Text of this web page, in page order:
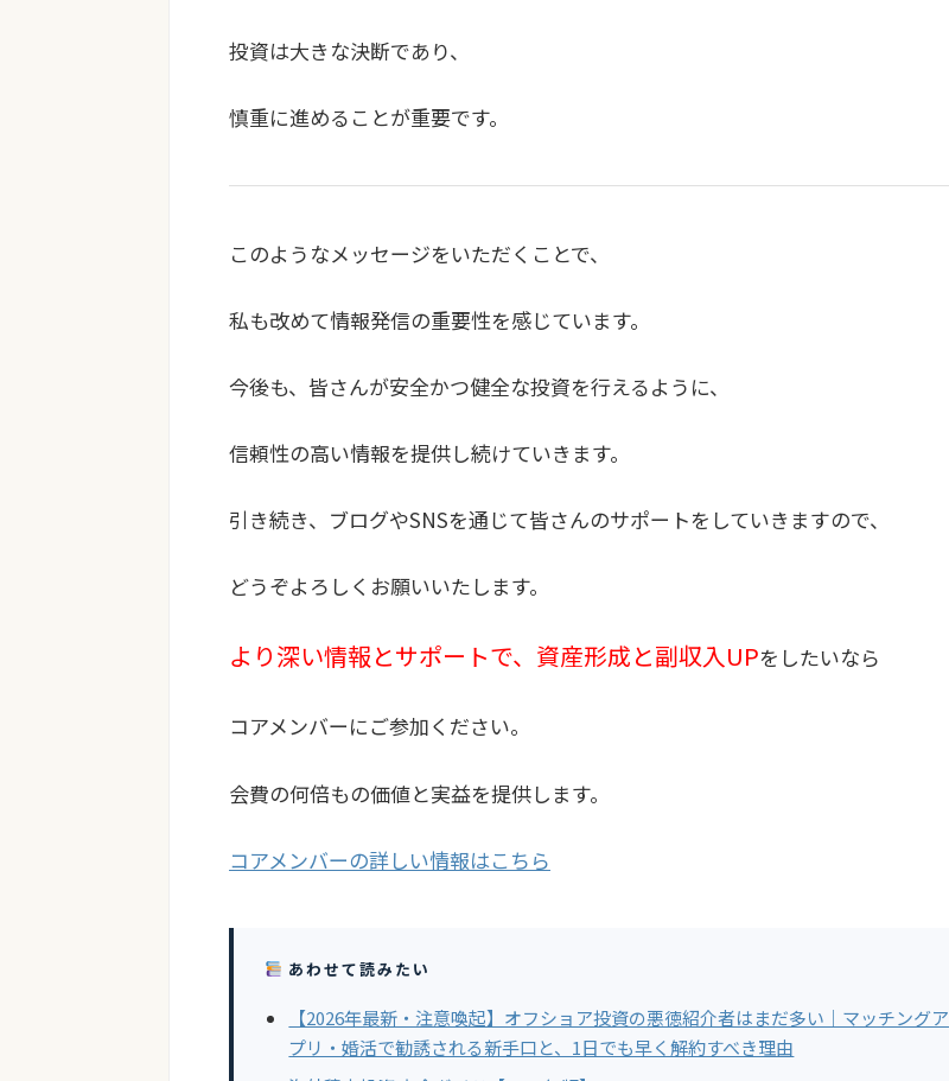
投資は大きな決断であり、
慎重に進めることが重要です。
このようなメッセージをいただくことで、
私も改めて情報発信の重要性を感じています。
今後も、皆さんが安全かつ健全な投資を行えるように、
信頼性の高い情報を提供し続けていきます。
引き続き、ブログやSNSを通じて皆さんのサポートをしていきますので、
どうぞよろしくお願いいたします。
より深い情報とサポートで、資産形成と副収入UPをしたいなら
コアメンバーにご参加ください。
会費の何倍もの価値と実益を提供します。
コアメンバーの詳しい情報はこちら
あわせて読みたい
【2026年最新・注意喚起】オフショア投資の悪徳紹介者はまだ多い｜マッチングア
プリ・婚活で勧誘される新手口と、1日でも早く解約すべき理由